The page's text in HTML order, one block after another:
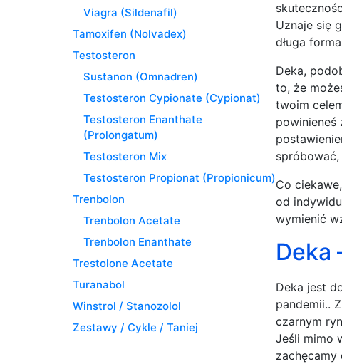
Uznaje się
długa
Deka,
to, że
twoim
powinieneś
Co
od
wymienić
Deka
Deka jest
pandemii..
czarnym
Jeśli mimo
Viagra (Sildenafil)
Tamoxifen (Nolvadex)
Testosteron
Sustanon (Omnadren)
Testosteron Cypionate (Cypionat)
Testosteron Enanthate
(Prolongatum)
Testosteron Mix
Testosteron Propionat (Propionicum)
Trenbolon
Trenbolon Acetate
Trenbolon Enanthate
Trestolone Acetate
Turanabol
Winstrol / Stanozolol
Zestawy / Cykle / Taniej